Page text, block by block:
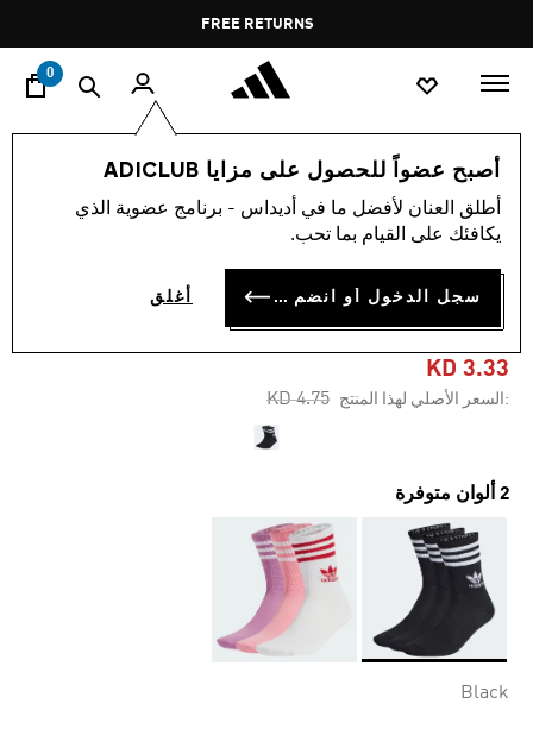
Pause
promotion
rotation
FREE RETURNS
0
أصبح عضواً للحصول على مزايا ADICLUB
أطلق العنان لأفضل ما في أديداس - برنامج عضوية الذي
يكافئك على القيام بما تحب.
سجل الدخول أو انضم الآن أغلق
اسلوب حياة العلامات التجارية أوريجينالز إكسسوارات
-25%
ثلاثة أزواج من جوارب MID CUT
CREW
KD 3.33
:السعر الأصلي لهذا المنتج Price reduced from
KD 4.75
to
2 ألوان متوفرة
Black